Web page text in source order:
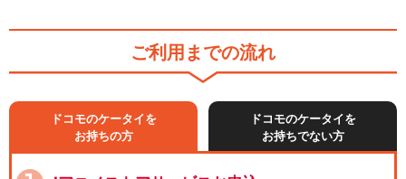
ご利用までの流れ
ドコモのケータイを
お持ちの方
ドコモのケータイを
お持ちでない方